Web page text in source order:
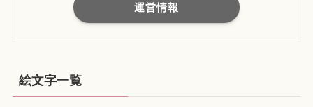
運営情報
絵文字一覧